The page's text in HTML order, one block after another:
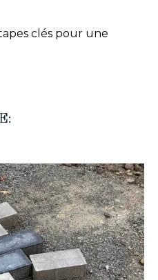
clés pour une